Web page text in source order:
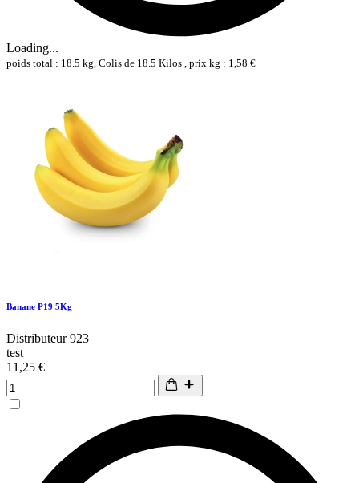
Loading...
poids total : 18.5 kg, Colis de 18.5 Kilos , prix kg : 1,58 €
Banane P19 5Kg
Distributeur 923
test
11,25 €